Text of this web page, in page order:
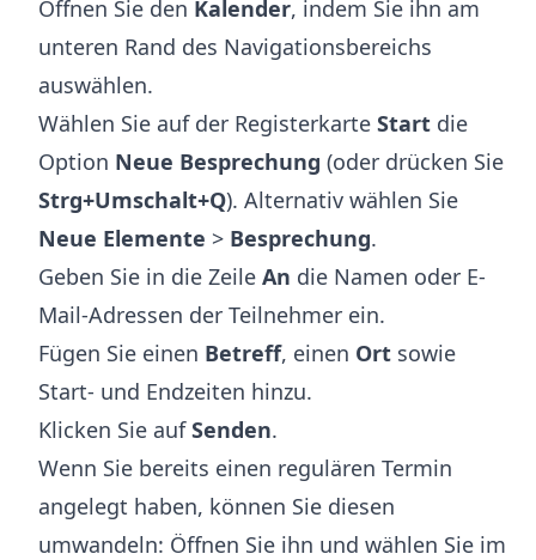
Öffnen Sie den Kalender, indem Sie ihn am
unteren Rand des Navigationsbereichs
auswählen.
Wählen Sie auf der Registerkarte Start die
Option Neue Besprechung (oder drücken Sie
Strg+Umschalt+Q). Alternativ wählen Sie
Neue Elemente > Besprechung.
Geben Sie in die Zeile An die Namen oder E-
Mail-Adressen der Teilnehmer ein.
Fügen Sie einen Betreff, einen Ort sowie
Start- und Endzeiten hinzu.
Klicken Sie aufSenden.
Wenn Sie bereits einen regulären Termin
angelegt haben, können Sie diesen
umwandeln: Öffnen Sie ihn und wählen Sie im